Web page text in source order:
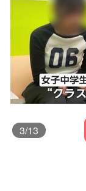
3/13